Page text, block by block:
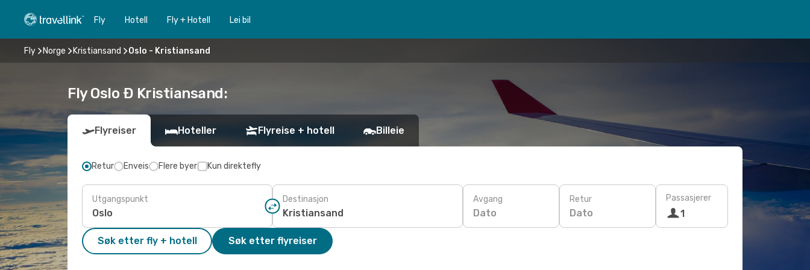
Fly Hotell Fly + Hotell Lei bil
Fly Norge Kristiansand Oslo - Kristiansand
Fly Oslo Ð Kristiansand:
Flyreiser Hoteller Flyreise + hotell Billeie
Retur Enveis Flere byer Kun direktefly
Utgangspunkt Destinasjon Avgang
Dato
Retur
Dato
Passasjerer
1
Søk etter fly + hotell Søk etter flyreiser